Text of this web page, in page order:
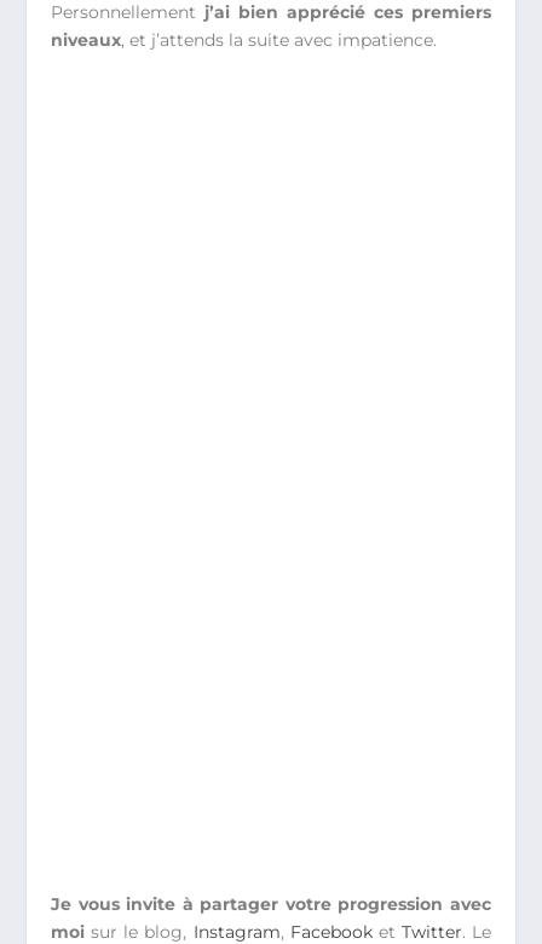
Personnellement j’ai bien apprécié ces premiers
niveaux, et j’attends la suite avec impatience.
Je vous invite à partager votre progression avec
moi sur le blog, Instagram, Facebooket Twitter. Le